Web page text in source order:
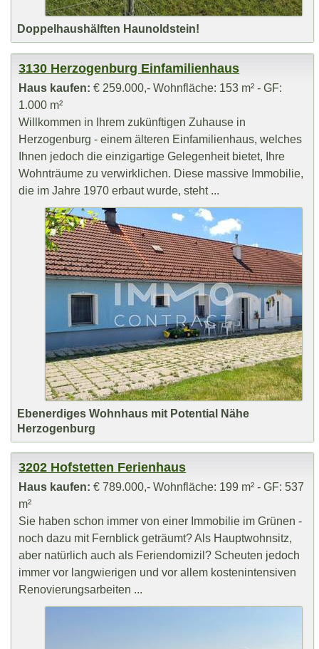
Doppelhaushälften Haunoldstein!
3130 Herzogenburg Einfamilienhaus
Haus kaufen: € 259.000,- Wohnfläche: 153 m² - GF:
1.000 m²
Willkommen in Ihrem zukünftigen Zuhause in
Herzogenburg - einem älteren Einfamilienhaus, welches
Ihnen jedoch die einzigartige Gelegenheit bietet, Ihre
Wohnträume zu verwirklichen. Diese massive Immobilie,
die im Jahre 1970 erbaut wurde, steht ...
Ebenerdiges Wohnhaus mit Potential Nähe
Herzogenburg
3202 Hofstetten Ferienhaus
Haus kaufen: € 789.000,- Wohnfläche: 199 m² - GF: 537
m²
Sie haben schon immer von einer Immobilie im Grünen -
noch dazu mit Fernblick geträumt? Als Hauptwohnsitz,
aber natürlich auch als Feriendomizil? Scheuten jedoch
immer vor langwierigen und vor allem kostenintensiven
Renovierungsarbeiten ...